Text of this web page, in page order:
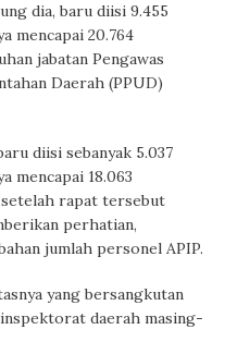
dia, baru diisi 9.455
mencapai 20.764
jabatan Pengawas
Daerah (PPUD)
diisi sebanyak 5.037
mencapai 18.063
rapat tersebut
perhatian,
jumlah personel APIP.
yang bersangkutan
daerah masing-